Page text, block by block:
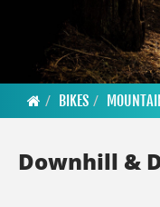
BIKES
Downhill &